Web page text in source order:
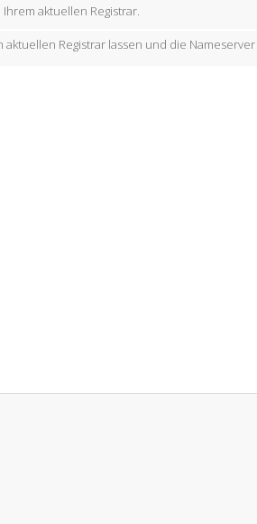
aktuellen Registrar.
Registrar lassen und die